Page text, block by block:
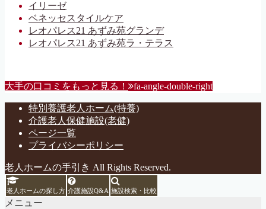
イリーゼ
ベネッセスタイルケア
レオパレス21 あずみ苑グランデ
レオパレス21 あずみ苑ラ・テラス
大手の口コミをもっと見る！ fa-angle-double-right
特別養護老人ホーム(特養)
介護老人保健施設(老健)
ページ一覧
プライバシーポリシー
老人ホームの手引き All Rights Reserved.
老人ホームの探し方 介護施設Q&A 施設検索・比較
メニュー